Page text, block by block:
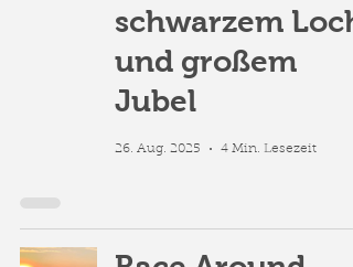
schwarzem Loch
und großem
Jubel
26. Aug. 2025 4 Min. Lesezeit